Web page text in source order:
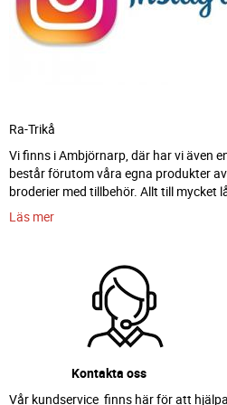
Ra-Trikå
Vi finns i Ambjörnarp, där har vi även
består förutom våra egna produkter
broderier med tillbehör. Allt till mycket
Läs mer
Kontakta oss
Vår kundservice finns här för att